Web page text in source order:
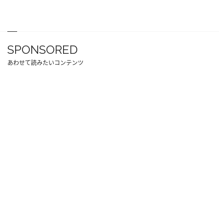
SPONSORED
あわせて読みたいコンテンツ